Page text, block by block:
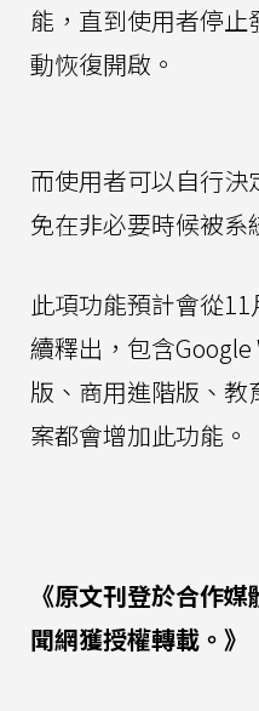
能，直到使用者停止
動恢復開啟。
而使用者可以自行
免在非必要時候被系
此項功能預計會從
續釋出，包含
版、商用進階版、
案都會增加此功能。
《原文刊登於合作媒
聞網獲授權轉載。》